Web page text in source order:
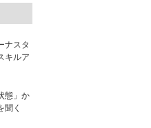
ナスタ
キルア
態」か
聞く